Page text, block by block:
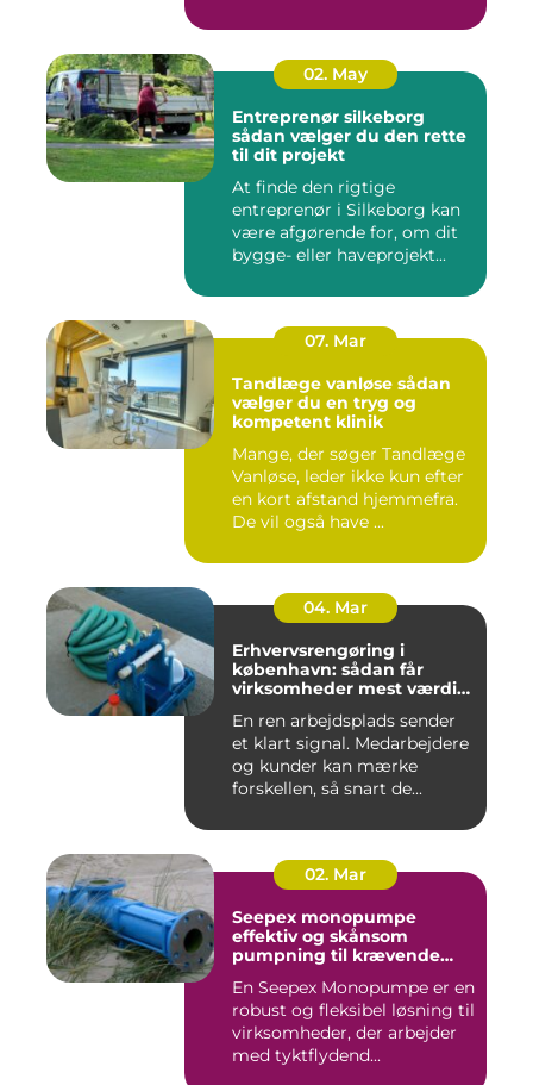
02. May
Entreprenør silkeborg
sådan vælger du den rette
til dit projekt
At finde den rigtige
entreprenør i Silkeborg kan
være afgørende for, om dit
bygge- eller haveprojekt...
07. Mar
Tandlæge vanløse sådan
vælger du en tryg og
kompetent klinik
Mange, der søger Tandlæge
Vanløse, leder ikke kun efter
en kort afstand hjemmefra.
De vil også have ...
04. Mar
Erhvervsrengøring i
københavn: sådan får
virksomheder mest værdi
En ren arbejdsplads sender
et klart signal. Medarbejdere
og kunder kan mærke
forskellen, så snart de...
02. Mar
Seepex monopumpe
effektiv og skånsom
pumpning til krævende
En Seepex Monopumpe er en
robust og fleksibel løsning til
virksomheder, der arbejder
med tyktflydend...